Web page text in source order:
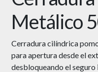
Metálico
Cerradura cilíndrica
para apertura desde el
desbloqueando el